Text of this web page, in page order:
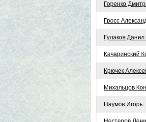
Горенко
Гросс
Гулаков
Качаринский
Крючек
Михальцов
Наумов Игорь